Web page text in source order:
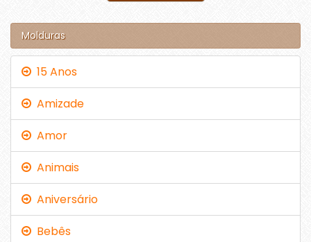
Molduras
15 Anos
Amizade
Amor
Animais
Aniversário
Bebês